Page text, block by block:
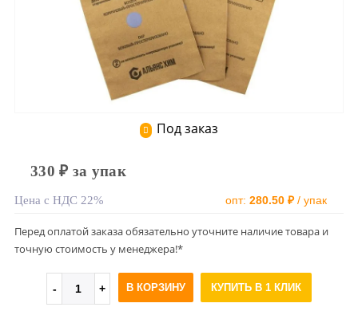
Под заказ
330 ₽ за упак
Цена с НДС 22% опт: 280.50 ₽/ упак
Перед оплатой заказа обязательно уточните наличие товара и
точную стоимость у менеджера!*
В КОРЗИНУ КУПИТЬ В 1 КЛИК